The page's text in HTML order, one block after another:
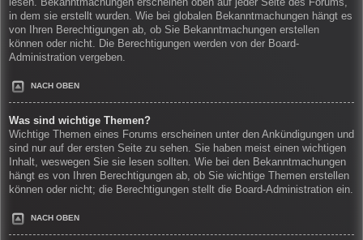
lesen. Bekanntmachungen erscheinen oben auf jeder Seite des Forums,
in dem sie erstellt wurden. Wie bei globalen Bekanntmachungen hängt es
von Ihren Berechtigungen ab, ob Sie Bekanntmachungen erstellen
können oder nicht. Die Berechtigungen werden von der Board-
Administration vergeben.
NACH OBEN
Was sind wichtige Themen?
Wichtige Themen eines Forums erscheinen unter den Ankündigungen und
sind nur auf der ersten Seite zu sehen. Sie haben meist einen wichtigen
Inhalt, weswegen Sie sie lesen sollten. Wie bei den Bekanntmachungen
hängt es von Ihren Berechtigungen ab, ob Sie wichtige Themen erstellen
können oder nicht; die Berechtigungen stellt die Board-Administration ein.
NACH OBEN